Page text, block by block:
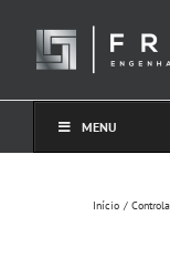
conteúdo
MENU
Início